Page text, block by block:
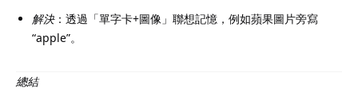
解決：透過「單字卡+圖像」聯想記憶，例如蘋果圖片旁寫
“apple”。
總結